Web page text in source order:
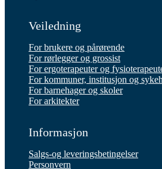
Veiledning
For brukere og pårørende
For rørlegger og grossist
For ergoterapeuter og
For kommuner, institusjon og
For barnehager og skoler
For arkitekter
Informasjon
Salgs-og leveringsbetingelser
Personvern